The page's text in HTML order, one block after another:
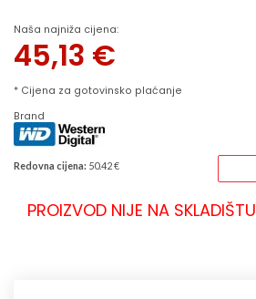
Naša najniža cijena:
45,13 €
* Cijena za gotovinsko plaćanje
Brand
Redovna cijena: 50.42 €
PROIZVOD NIJE NA SKLADIŠTU